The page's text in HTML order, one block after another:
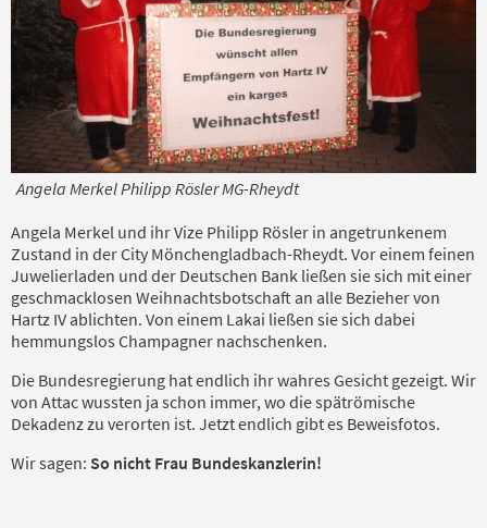
Angela Merkel Philipp Rösler MG-Rheydt
Angela Merkel und ihr Vize Philipp Rösler in angetrunkenem
Zustand in der City Mönchengladbach-Rheydt. Vor einem feinen
Juwelierladen und der Deutschen Bank ließen sie sich mit einer
geschmacklosen Weihnachtsbotschaft an alle Bezieher von
Hartz IV ablichten. Von einem Lakai ließen sie sich dabei
hemmungslos Champagner nachschenken.
Die Bundesregierung hat endlich ihr wahres Gesicht gezeigt. Wir
von Attac wussten ja schon immer, wo die spätrömische
Dekadenz zu verorten ist. Jetzt endlich gibt es Beweisfotos.
Wir sagen: So nicht Frau Bundeskanzlerin!